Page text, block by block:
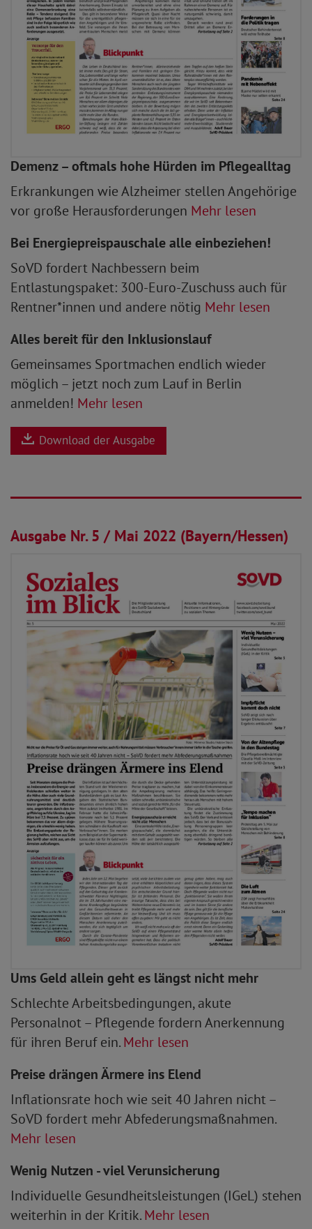
Demenz – oftmals hohe Hürden im Pflegealltag
Erkrankungen wie Alzheimer stellen Angehörige
vor große Herausforderungen Mehr lesen
Bei Energiepreispauschale alle einbeziehen!
SoVD fordert Nachbessern beim
Entlastungspaket: 300-Euro-Zuschuss auch für
Rentner*innen und andere nötig Mehr lesen
Alles bereit für den Inklusionslauf
Gemeinsames Sportmachen endlich wieder
möglich – jetzt noch zum Lauf in Berlin
anmelden! Mehr lesen
Download der Ausgabe
01.05.2022
Ausgabe Nr. 5 / Mai 2022 (Bayern/Hessen)
Ums Geld allein geht es längst nicht mehr
Schlechte Arbeitsbedingungen, akute
Personalnot – Pflegende fordern Anerkennung
für ihren Beruf ein.Mehr lesen
Preise drängen Ärmere ins Elend
Inflationsrate hoch wie seit 40 Jahren nicht –
SoVD fordert mehr Abfederungsmaßnahmen.
Mehr lesen
Wenig Nutzen - viel Verunsicherung
Individuelle Gesundheitsleistungen (IGeL) stehen
weiterhin in der Kritik.Mehr lesen